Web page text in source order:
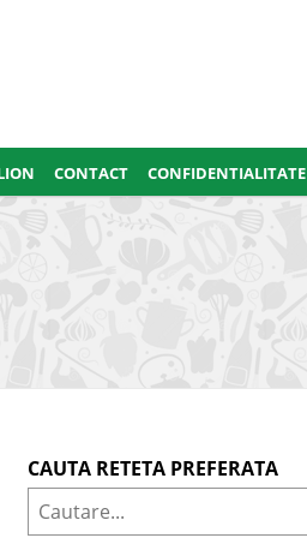
CONTACT CONFIDENTIALITATE
CAUTA RETETA PREFERATA